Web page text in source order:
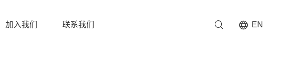
加入我们 联系我们 EN